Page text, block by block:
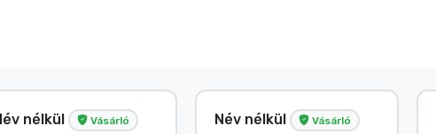
nélkül Vásárló Név nélkül Vásárló